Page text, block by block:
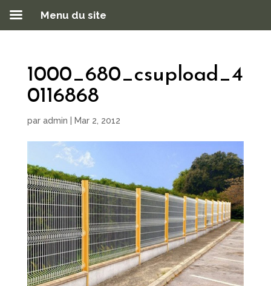
1000_680_csupload_4
0116868
par admin Mar 2, 2012
Menu du site